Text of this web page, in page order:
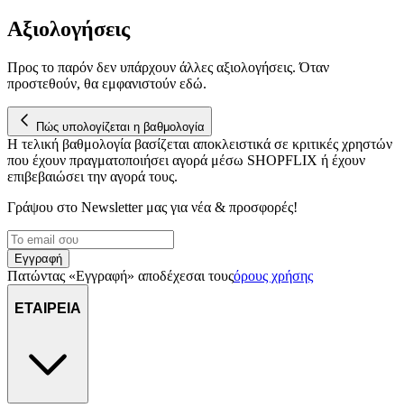
διεύθυνση IP σας, χρησιμοποιώντας τεχνολογία όπως cookies
για να αποθηκεύουμε και να έχουμε πρόσβαση σε πληροφορίες
στη συσκευή σας, με σκοπό την προβολή εξατομικευμένων
διαφημίσεων και περιεχομένου, τις μετρήσεις σχετικά με
μας και την ανάπτυξη προϊόντων. Επίσης, κοινοποιούμε
πληροφορίες σχετικά με την από μέρους σας χρήση της
τοποθεσίας μας στους συνεργάτες μέσων κοινωνικής
δικτύωσης, διαφημίσεων και ανάλυσης.
Αξιολογήσεις
Προς το παρόν δεν υπάρχουν άλλες αξιολογήσεις. Όταν
προστεθούν, θα εμφανιστούν εδώ.
Πώς υπολογίζεται η βαθμολογία
Η τελική βαθμολογία βασίζεται αποκλειστικά σε κριτικές χρηστών
που έχουν πραγματοποιήσει αγορά μέσω SHOPFLIX ή έχουν
επιβεβαιώσει την αγορά τους.
Γράψου στο Νewsletter μας για νέα & προσφορές!
Εγγραφή
Πατώντας «Εγγραφή» αποδέχεσαι τουςόρους χρήσης
ΕΤΑΙΡΕΙΑ